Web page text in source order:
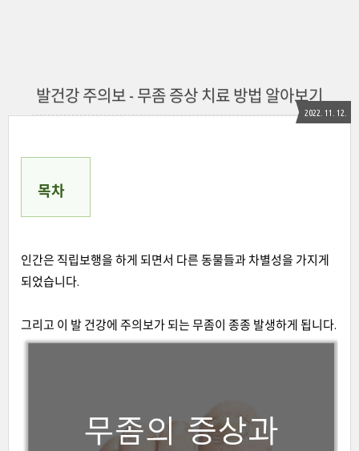
발건강 주의보 - 무좀 증상 치료 방법 알아보기
2022. 11. 12.
목차
인간은 직립보행을 하게 되면서 다른 동물들과 차별성을 가지게
되었습니다.
그리고 이 발 건강에 주의보가 되는 무좀이 종종 발생하게 됩니다.